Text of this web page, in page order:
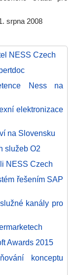
srpna 2008
NESS Czech
Ness na
elektronizace
na Slovensku
služeb O2
NESS Czech
řešením SAP
kanály pro
Awards 2015
konceptu